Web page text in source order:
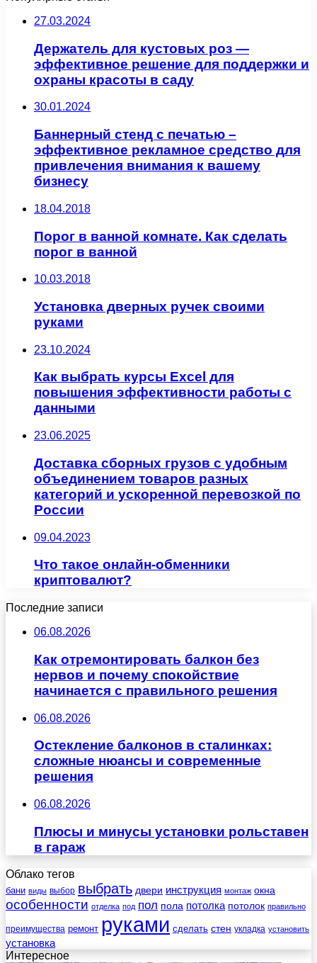
27.03.2024
Держатель для кустовых роз —
эффективное решение для поддержки и
охраны красоты в саду
30.01.2024
Баннерный стенд с печатью –
эффективное рекламное средство для
привлечения внимания к вашему
бизнесу
18.04.2018
Порог в ванной комнате. Как сделать
порог в ванной
10.03.2018
Установка дверных ручек своими
руками
23.10.2024
Как выбрать курсы Excel для
повышения эффективности работы с
данными
23.06.2025
Доставка сборных грузов с удобным
объединением товаров разных
категорий и ускоренной перевозкой по
России
09.04.2023
Что такое онлайн-обменники
криптовалют?
Последние записи
06.08.2026
Как отремонтировать балкон без
нервов и почему спокойствие
начинается с правильного решения
06.08.2026
Остекление балконов в сталинках:
сложные нюансы и современные
решения
06.08.2026
Плюсы и минусы установки рольставен
в гараж
Облако тегов
бани виды выбор выбрать двери инструкция монтаж окна
особенности отделка под пол пола потолка потолок правильно
преимущества ремонт руками сделать стен укладка установить
установка
Интересное